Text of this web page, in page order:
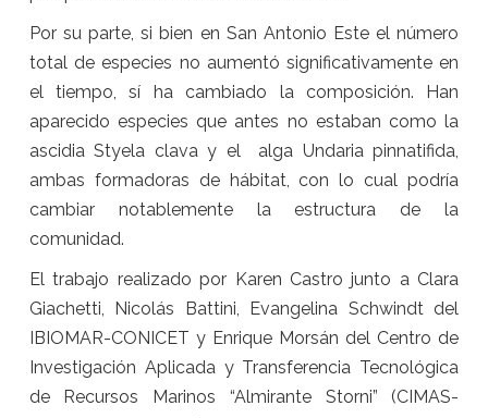
Por su parte, si bien en San Antonio Este el número
total de especies no aumentó significativamente en
el tiempo, sí ha cambiado la composición. Han
aparecido especies que antes no estaban como la
ascidia Styela clava y el alga Undaria pinnatifida,
ambas formadoras de hábitat, con lo cual podría
cambiar notablemente la estructura de la
comunidad.
El trabajo realizado por Karen Castro junto a Clara
Giachetti, Nicolás Battini, Evangelina Schwindt del
IBIOMAR-CONICET y Enrique Morsán del Centro de
Investigación Aplicada y Transferencia Tecnológica
de Recursos Marinos “Almirante Storni” (CIMAS-